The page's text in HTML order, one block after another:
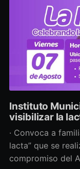
Instituto
visibilizar la
· Convoca a
lacta” que se realizará
compromiso del